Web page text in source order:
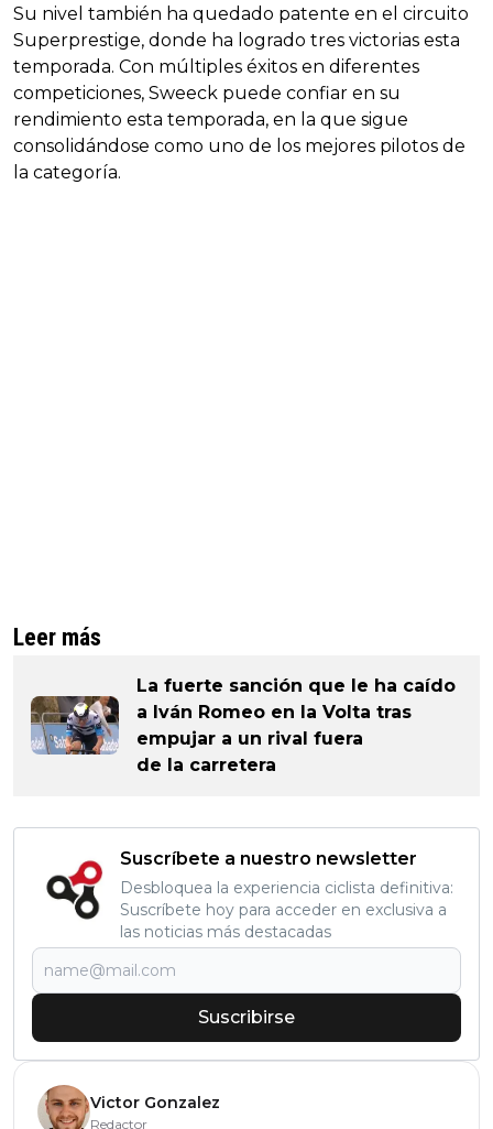
Su nivel también ha quedado patente en el circuito
Superprestige, donde ha logrado tres victorias esta
temporada. Con múltiples éxitos en diferentes
competiciones, Sweeck puede confiar en su
rendimiento esta temporada, en la que sigue
consolidándose como uno de los mejores pilotos de
la categoría.
Leer más
La fuerte sanción que le ha caído
a Iván Romeo en la Volta tras
empujar a un rival fuera
de la carretera
Suscríbete a nuestro newsletter
Desbloquea la experiencia ciclista definitiva:
Suscríbete hoy para acceder en exclusiva a
las noticias más destacadas
Suscribirse
Victor Gonzalez
Redactor